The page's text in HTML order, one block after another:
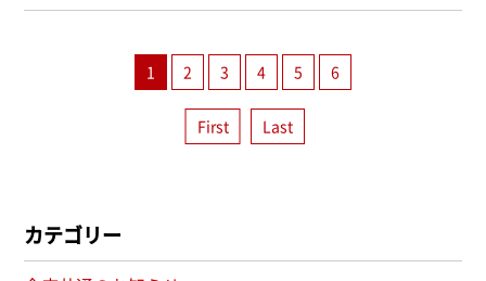
First
1 2 3 4 5 6
Last
カテゴリー